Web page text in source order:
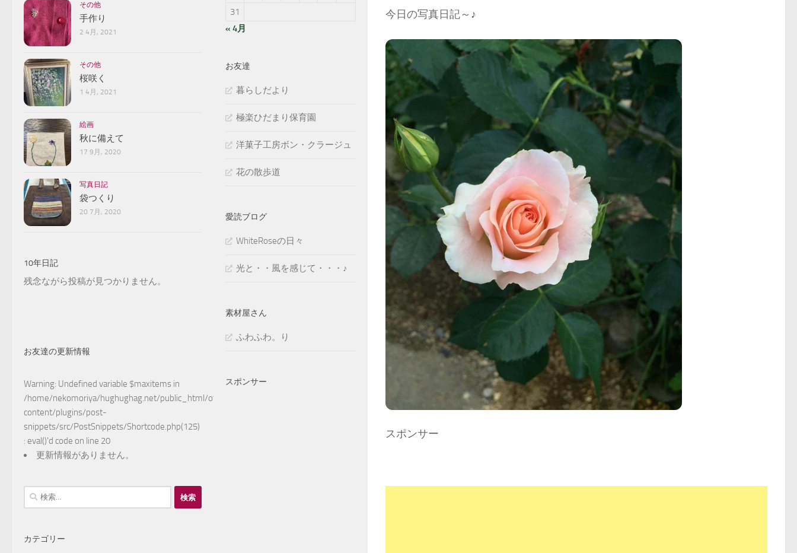
今日の写真日記～♪
スポンサー
その他
手作り
2 4月, 2021
その他
桜咲く
1 4月, 2021
絵画
秋に備えて
17 9月, 2020
写真日記
袋つくり
20 7月, 2020
10年日記
残念ながら投稿が見つかりません。
お友達の更新情報
Warning: Undefined variable $maxitems in
/home/nekomoriya/hughughag.net/public_html/otake/wp-
content/plugins/post-
snippets/src/PostSnippets/Shortcode.php(125)
: eval()'d code on line 20
更新情報がありません。
検
索:
カテゴリー
31
« 4月
お友達
暮らしだより
極楽ひだまり保育園
洋菓子工房ボン・クラージュ
花の散歩道
愛読ブログ
WhiteRoseの日々
光と・・風を感じて・・・♪
素材屋さん
ふわふわ。り
スポンサー